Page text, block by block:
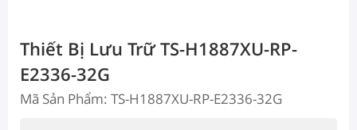
Thiết Bị Lưu Trữ TS-H1887XU-RP-
E2336-32G
Mã Sản Phẩm: TS-H1887XU-RP-E2336-32G